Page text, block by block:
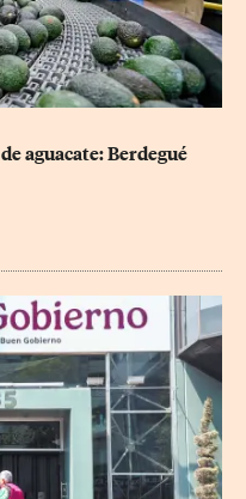
aguacate: Berdegué